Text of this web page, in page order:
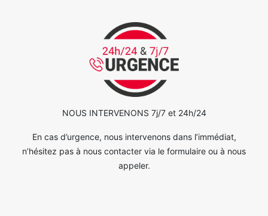
NOUS INTERVENONS 7j/7 et 24h/24
En cas d’urgence, nous intervenons dans l’immédiat,
n’hésitez pas à nous contacter via le formulaire ou à nous
appeler.